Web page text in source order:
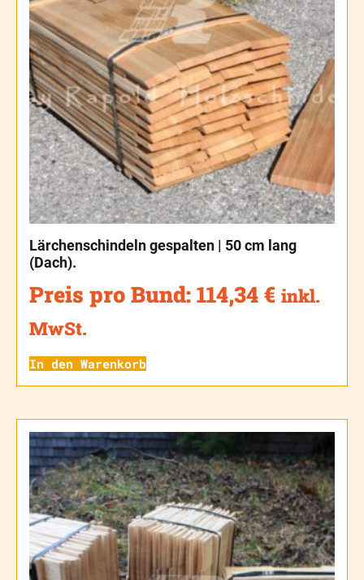
Lärchenschindeln gespalten | 50 cm lang
(Dach).
Preis pro Bund: 114,34 € inkl.
MwSt.
In den Warenkorb